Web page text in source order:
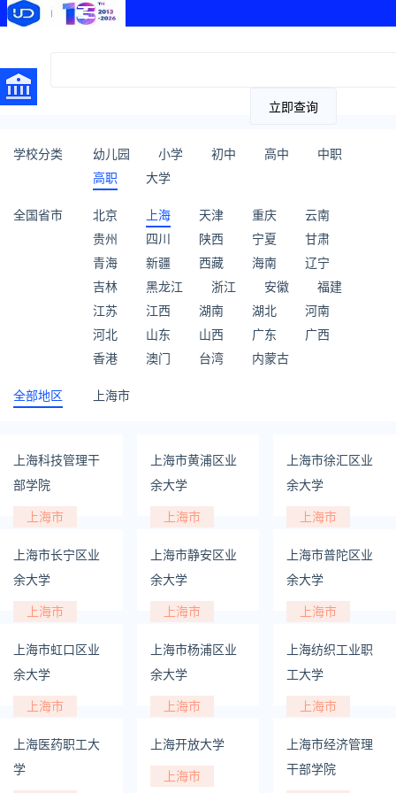
立即查询
学校分类 幼儿园 小学 初中 高中
中职
高职
大学
全国省市 北京 上海 天津 重庆
云南
贵州
四川 陕西 宁夏
甘肃
青海
新疆 西藏 海南
辽宁
吉林
黑龙江 浙江 安徽
福建
江苏
江西 湖南 湖北
河南
河北
山东 山西 广东
广西
香港
澳门 台湾 内蒙古
全部地区 上海市
上海科技管理干
部学院
上海市
上海市黄浦区业
余大学
上海市
上海市徐汇区业
余大学
上海市
上海市长宁区业
余大学
上海市
上海市静安区业
余大学
上海市
上海市普陀区业
余大学
上海市
上海市虹口区业
余大学
上海市
上海市杨浦区业
余大学
上海市
上海纺织工业职
工大学
上海市
上海医药职工大
学
上海开放大学
上海市
上海市经济管理
干部学院